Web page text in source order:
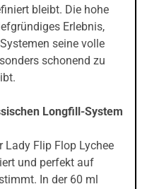
bleibt. Die hohe
Erlebnis,
seine volle
schonend zu
Longfill-System
Lady Flip Flop Lychee
und perfekt auf
In der 60 ml